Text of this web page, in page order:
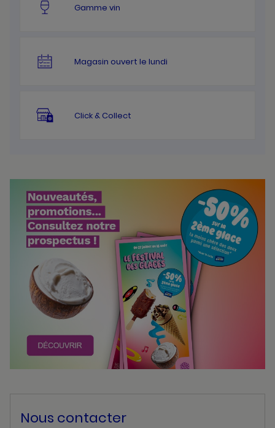
Gamme vin
Magasin ouvert le lundi
Click & Collect
Nous contacter